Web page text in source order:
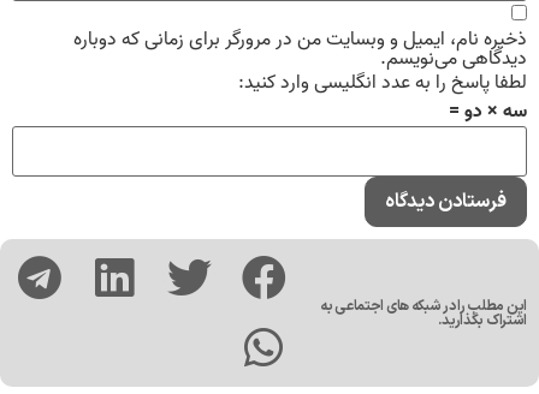
ذخیره نام، ایمیل و وبسایت من در مرورگر برای زمانی که دوباره
دیدگاهی می‌نویسم.
لطفا پاسخ را به عدد انگلیسی وارد کنید:
سه × دو =
این مطلب را در شبکه های اجتماعی به
اشتراک بگذارید.